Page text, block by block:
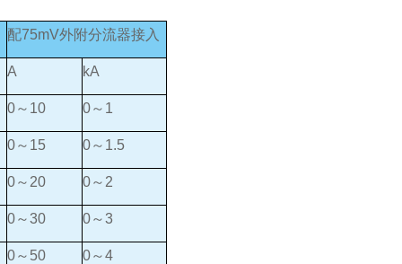
配75mV外附分流器接入
A kA
0～10 0～1
0～15 0～1.5
0～20 0～2
0～30 0～3
0～50 0～4